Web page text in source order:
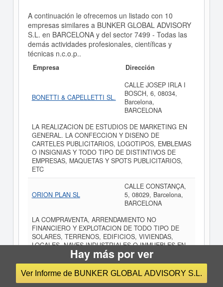
A continuación le ofrecemos un listado con 10
empresas similares a BUNKER GLOBAL ADVISORY
S.L. en BARCELONA y del sector 7499 - Todas las
demás actividades profesionales, científicas y
técnicas n.c.o.p..
Empresa Dirección
BONETTI & CAPELLETTI SL.
CALLE JOSEP IRLA I
BOSCH, 6, 08034,
Barcelona,
BARCELONA
LA REALIZACION DE ESTUDIOS DE MARKETING EN
GENERAL. LA CONFECCION Y DISENO DE
CARTELES PUBLICITARIOS, LOGOTIPOS, EMBLEMAS
O INSIGNIAS Y TODO TIPO DE DISTINTIVOS DE
EMPRESAS, MAQUETAS Y SPOTS PUBLICITARIOS,
ETC
ORION PLAN SL
CALLE CONSTANÇA,
5, 08029, Barcelona,
BARCELONA
LA COMPRAVENTA, ARRENDAMIENTO NO
FINANCIERO Y EXPLOTACION DE TODO TIPO DE
SOLARES, TERRENOS, EDIFICIOS, VIVIENDAS,
LOCALES, NAVES INDUSTRIALES O INMUEBLES EN
GENERAL. ESTUDIO, PROMOCION DE OBRAS DE
CONSTRUCCION, ETC.
DREXIS BARCELONA SL
CALLE BALMES, 127,
Hay más por ver
Ver Informe de BUNKER GLOBAL ADVISORY S.L.